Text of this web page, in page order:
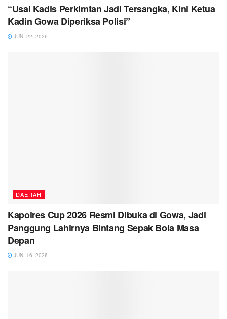
“Usai Kadis Perkimtan Jadi Tersangka, Kini Ketua
Kadin Gowa Diperiksa Polisi”
JUNI 22, 2026
DAERAH
Kapolres Cup 2026 Resmi Dibuka di Gowa, Jadi
Panggung Lahirnya Bintang Sepak Bola Masa
Depan
JUNI 16, 2026